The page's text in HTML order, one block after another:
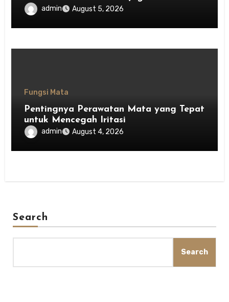
Keseimbangan Tubuh
admin August 5, 2026
Fungsi Mata
Pentingnya Perawatan Mata yang Tepat
untuk Mencegah Iritasi
admin August 4, 2026
Search
Search